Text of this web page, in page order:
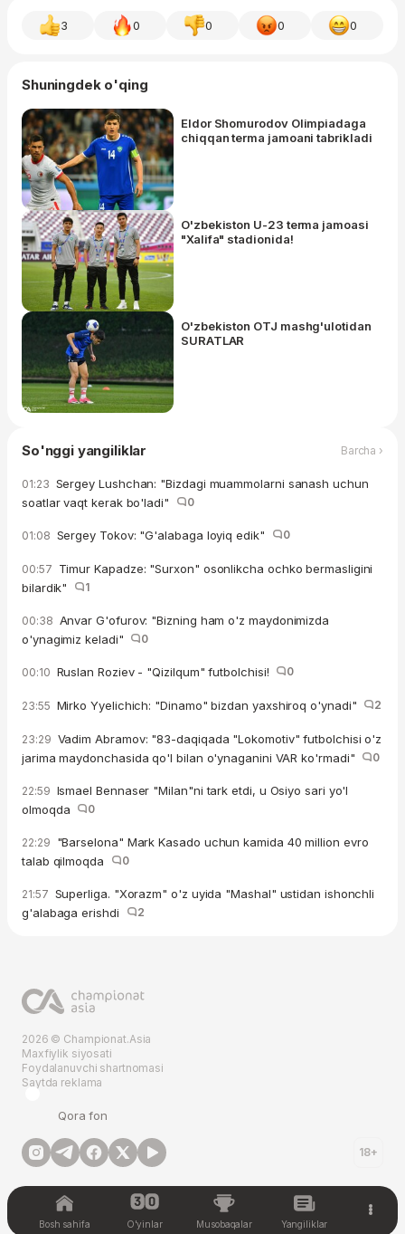
3 0 0 0 0
Shuningdek o'qing
Eldor Shomurodov Olimpiadaga
chiqqan terma jamoani tabrikladi
O'zbekiston U-23 terma jamoasi
"Xalifa" stadionida!
O'zbekiston OTJ mashg'ulotidan
SURATLAR
So'nggi yangiliklar Barcha ›
01:23 Sergey Lushchan: "Bizdagi muammolarni sanash uchun
soatlar vaqt kerak bo'ladi"
0
01:08 Sergey Tokov: "G'alabaga loyiq edik" 0
00:57 Timur Kapadze: "Surxon" osonlikcha ochko bermasligini
bilardik"
1
00:38 Anvar G'ofurov: "Bizning ham o'z maydonimizda
o'ynagimiz keladi"
0
00:10 Ruslan Roziev - "Qizilqum" futbolchisi! 0
23:55 Mirko Yyelichich: "Dinamo" bizdan yaxshiroq o'ynadi" 2
23:29 Vadim Abramov: "83-daqiqada "Lokomotiv" futbolchisi o'z
jarima maydonchasida qo'l bilan o'ynaganini VAR ko'rmadi"
0
22:59 Ismael Bennaser "Milan"ni tark etdi, u Osiyo sari yo'l
olmoqda
0
22:29 "Barselona" Mark Kasado uchun kamida 40 million evro
talab qilmoqda
0
21:57 Superliga. "Xorazm" o'z uyida "Mashal" ustidan ishonchli
g'alabaga erishdi
2
2026 © Championat.Asia
Maxfiylik siyosati
Foydalanuvchi shartnomasi
Saytda reklama
Qora fon
18+
Bosh sahifa O'yinlar Musobaqalar Yangiliklar